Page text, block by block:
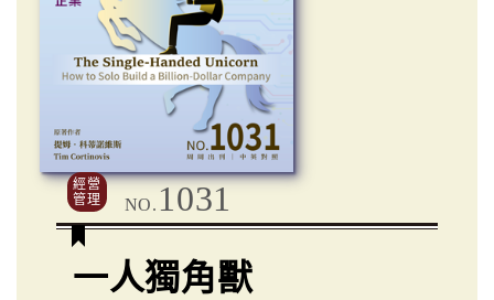
經營
管理
NO. 1031
一人獨角獸